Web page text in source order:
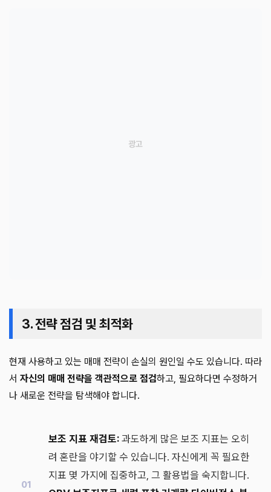
3. 전략 점검 및 최적화
현재 사용하고 있는 매매 전략이 손실의 원인일 수도 있습니다. 따라
서 자신의 매매 전략을 객관적으로 점검하고, 필요하다면 수정하거
나 새로운 전략을 탐색해야 합니다.
보조 지표 재검토: 과도하게 많은 보조 지표는 오히
려 혼란을 야기할 수 있습니다. 자신에게 꼭 필요한
지표 몇 가지에 집중하고, 그 활용법을 숙지합니다.